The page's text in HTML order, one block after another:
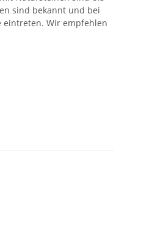
sind bekannt und bei
eintreten. Wir empfehlen